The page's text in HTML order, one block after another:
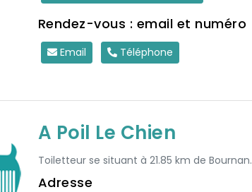
Rendez-vous : email et numéro
Email Téléphone
A Poil Le Chien
Toiletteur se situant à 21.85 km de Bournan.
Adresse